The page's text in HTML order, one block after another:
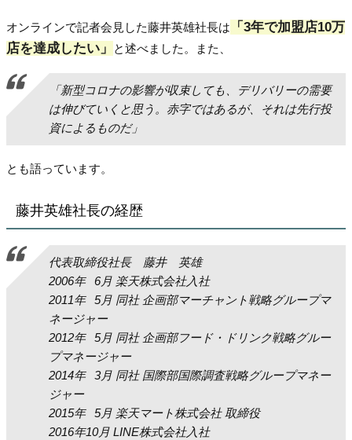
オンラインで記者会見した藤井英雄社長は
「3年で加盟店10万
店を達成したい」
と述べました。また、
「新型コロナの影響が収束しても、デリバリーの需要
は伸びていくと思う。赤字ではあるが、それは先行投
資によるものだ」
とも語っています。
藤井英雄社長の経歴
代表取締役社長 藤井 英雄
2006年 6月 楽天株式会社入社
2011年 5月 同社 企画部マーチャント戦略グループマ
ネージャー
2012年 5月 同社 企画部フード・ドリンク戦略グルー
プマネージャー
2014年 3月 同社 国際部国際調査戦略グループマネー
ジャー
2015年 5月 楽天マート株式会社 取締役
2016年10月 LINE株式会社入社